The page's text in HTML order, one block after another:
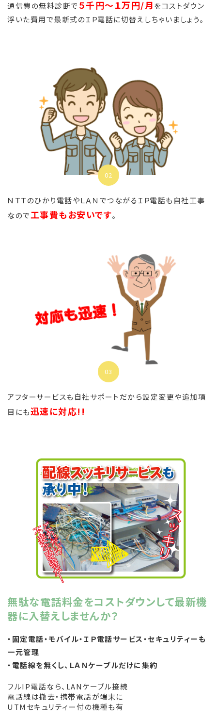
通信費の無料診断で ５千円～１万円/月をコストダウン
浮いた費用で最新式のＩＰ電話に切替えしちゃいましょう。
02
ＮＴＴのひかり電話やＬＡＮでつながるＩＰ電話も自社工事
なので工事費もお安いです。
03
アフターサービスも自社サポートだから設定変更や追加項
目にも迅速に対応!!
無駄な電話料金をコストダウンして最新機
器に入替えしませんか？
・固定電話・モバイル・ＩＰ電話サービス・セキュリティーも
一元管理
・電話線を無くし、ＬＡＮケーブルだけに集約
フルIP電話なら、LANケーブル接続
電話線は撤去・携帯電話が端末に
UTMセキュリティー付の機種も有